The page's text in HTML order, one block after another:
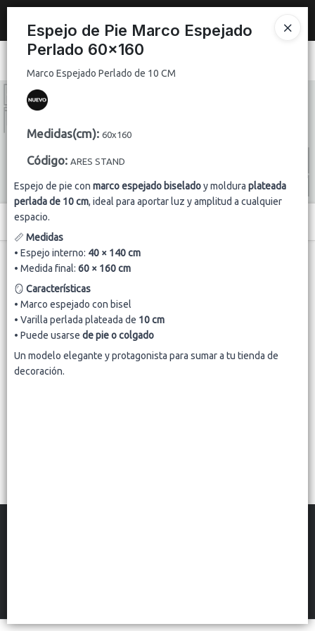
Marco Espejado Perlado de 10 CM
Espejo de Pie Marco Espejado
Perlado 60x160
Marco Espejado Perlado de 10 CM
Medidas(cm): 60x160
Código: ARES STAND
Espejo de pie con marco espejado biseladoy moldura plateada
perlada de 10 cm, ideal para aportar luz y amplitud a cualquier
espacio.
📏 Medidas
• Espejo interno: 40 × 140 cm
• Medida final: 60 × 160 cm
🪞 Características
• Marco espejado con bisel
• Varilla perlada plateada de 10 cm
• Puede usarse de pie o colgado
Un modelo elegante y protagonista para sumar a tu tienda de
decoración.
REGISTRATE Y HACE TU PEDIDO
CÓMO COMPRAR
QUIÉNES SOMOS
CONTACTO
Menú
Marco Espejado Perlado de 10 CM
Lista vacía